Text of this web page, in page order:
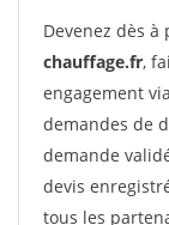
Devenez dès
chauffage.fr,
engagement
demandes de
demande
devis
tous les